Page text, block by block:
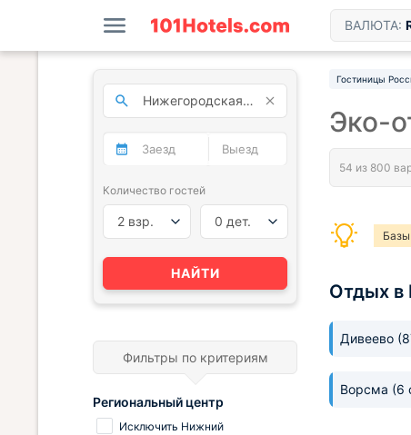
ВАЛЮТА:
Гостиницы
Эко-
Отдых в
Дивеево
Ворсма (6
Количество гостей
2 взр. 0 дет.
НАЙТИ
Фильтры по критериям
Региональный центр
Исключить Нижний